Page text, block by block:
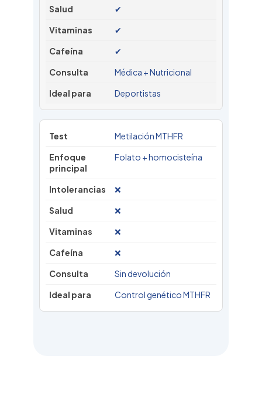
✔
✔
✔
Médica + Nutricional
Deportistas
Metilación MTHFR
Folato + homocisteína
❌
❌
❌
❌
Sin devolución
Control genético MTHFR